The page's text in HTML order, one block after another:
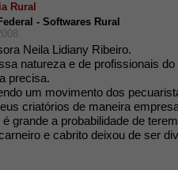
Rural
- Softwares Rural
Neila Lidiany Ribeiro.
natureza e de profissionais
precisa.
um movimento dos
criatórios de maneira
grande a probabilidade de
e cabrito deixou de ser